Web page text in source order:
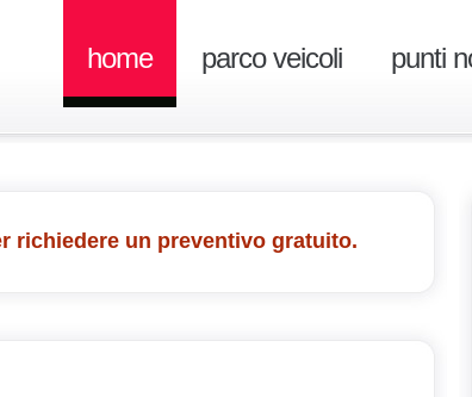
home parco veicoli punti
richiedere un preventivo gratuito.